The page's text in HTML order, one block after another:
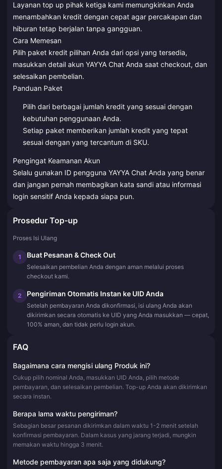
Layanan top up pihak ketiga kami memungkinkan Anda
menambahkan kredit dengan cepat agar percakapan dan
hiburan tetap berjalan tanpa gangguan.
Cara Memesan
Pilih paket kredit pilihan Anda dari opsi yang tersedia,
masukkan detail akun YAYYA Chat Anda saat checkout, dan
selesaikan pembelian.
Panduan Paket
Pilih dari berbagai jumlah kredit yang sesuai dengan
kebutuhan penggunaan Anda.
Setiap paket memberikan jumlah kredit yang tepat
sesuai dengan yang tercantum di SKU.
Pengingat Keamanan Akun
Selalu gunakan ID pengguna YAYYA Chat Anda yang benar
dan jangan pernah membagikan kata sandi atau informasi
login sensitif Anda kepada siapa pun.
Prosedur Top-up
Proses Isi Ulang
1 Buat Pesanan & Check Out
Selesaikan pembelian Anda dengan aman melalui proses
checkout kami.
2 Pengiriman Otomatis Instan ke UID Anda
Setelah pembayaran Anda dikonfirmasi, isi ulang Anda akan
dikirimkan secara otomatis ke UID yang Anda masukkan — cepat,
100% aman, dan tidak perlu login akun.
FAQ
Bagaimana cara mengisi ulang Produk ini?
Cukup pilih nominal Anda, masukkan UID Anda, pilih metode
pembayaran, dan selesaikan pembelian. Top-up Anda akan dikirimkan
secara instan.
Berapa lama waktu pengiriman?
Sebagian besar pesanan dikirimkan dalam waktu 1-2 menit setelah
konfirmasi pembayaran. Dalam kasus yang jarang terjadi, mungkin
memakan waktu hingga 3 menit.
Metode pembayaran apa saja yang didukung?